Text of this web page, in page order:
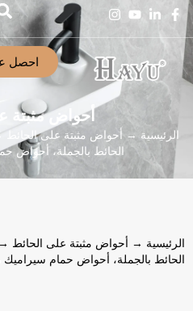
احصل
أحواض مثبتة
الرئيسية → أحواض مثبتة على الحائط
الحائط بالجملة،
الرئيسية → أحواض مثبتة على الحائط
الحائط بالجملة، أحواض حمام